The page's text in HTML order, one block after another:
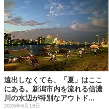
遠出しなくても、「夏」はここ
にある。新潟市内を流れる信濃
川の水辺が特別なアウトド...
2026年6月19日